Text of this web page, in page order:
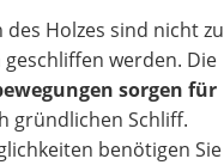
Holzes sind nicht zu
werden. Die
sorgen für
gründlichen Schliff.
benötigen Sie